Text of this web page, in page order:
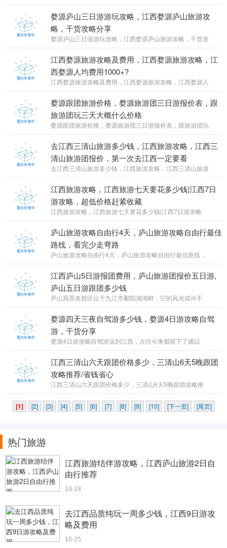
婺源庐山三日游游玩攻略，江西婺源庐山旅游攻
略，干货攻略分享
婺源庐山三日游游玩攻略，江西婺源庐山旅游攻略，干货攻
江西婺源旅游攻略及费用，江西婺源旅游攻略，江
西婺源人均费用1000+?
江西婺源旅游攻略及费用，江西婺源旅游攻略，江西婺源人
婺源跟团旅游价格，婺源旅游团三日游报价表，跟
旅游团玩三天大概什么价格
婺源跟团旅游价格，婺源旅游团三日游报价表，跟旅游团玩
去江西三清山旅游多少钱，江西旅游攻略，江西三
清山旅游团报价，第一次去江西一定要看
去江西三清山旅游多少钱，江西旅游攻略，江西三清山旅游
江西旅游攻略，江西旅游七天要花多少钱|江西7日
游攻略，超低价格赶紧收藏
江西旅游攻略，江西旅游七天要花多少钱|江西7日游攻略
庐山旅游攻略自由行4天，庐山旅游攻略自由行最佳
路线，看完少走弯路
庐山旅游攻略自由行4天，庐山旅游攻略自由行最佳路线，
江西庐山5日游报团费用，庐山旅游团报价五日游,
庐山五日游跟团多少钱
庐山风景名胜区位于九江市鄱阳湖湖畔，它的风光或许不
婺源四天三夜自驾游多少钱，婺源4日游攻略自驾
游，干货分享
婺源4日游攻略自驾游说到江西，古往今来都留下了难以
江西三清山六天跟团价格多少，三清山6天5晚跟团
攻略推荐/省钱省心
江西三清山六天跟团价格多少，三清山6天5晚跟团攻略推
[1] [2] [3] [4] [5] [6] [7] [8] [9] [10] [下一页] [尾页]
热门旅游
江西旅游结伴游攻略，江西庐山旅游2日自
由行推荐
10-18
去江西品质纯玩一周多少钱，江西9日游攻
略及费用
10-25